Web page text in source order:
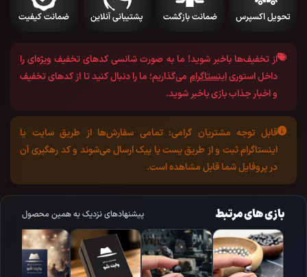
تحویل اکسپرس ضمانت بازگشت پشتیبانی آنلاین ضمانت کیفیت
از تخفیف‌ها باخبر شوید! ما به صورت شانسی کد‌های تخفیف ویژه‌ای را
داخل استوریاینستاگرام می‌گذاریم؛ ما را دنبال کنید تا از کد‌های تخفیف
و اخبار جذاب بازی باخبر شوید.
قابل توجه مشتریان گرامی: تمامی سفارش‌ها از طریق سایت یا
اینستاگرام ثبت و از طریق پست یا پیک ارسال می‌شوند و کد رهگیری آن
در پروفایل شما قابل مشاهده است.
بازی های مرتبط پیشنهادهای نزدیک به همین محصول